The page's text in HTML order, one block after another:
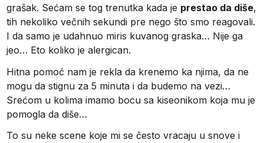
grašak. Sećam se tog trenutka kada je prestao da diše,
tih nekoliko večnih sekundi pre nego što smo reagovali.
I da samo je udahnuo miris kuvanog graska… Nije ga
jeo… Eto koliko je alergican.
Hitna pomoć nam je rekla da krenemo ka njima, da ne
mogu da stignu za 5 minuta i da budemo na vezi…
Srećom u kolima imamo bocu sa kiseonikom koja mu je
pomogla da diše…
To su neke scene koje mi se često vracaju u snove i